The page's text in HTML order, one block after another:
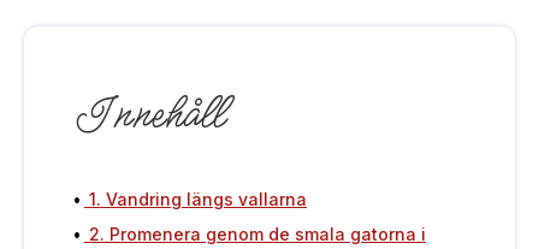
Innehåll
1. Vandring längs vallarna
2. Promenera genom de smala gatorna i